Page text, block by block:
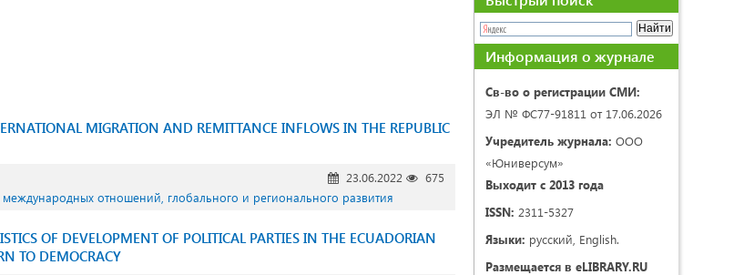
MIGRATION AND REMITTANCE INFLOWS IN THE REPUBLIC
23.06.2022
675
отношений, глобального и регионального развития
OF DEVELOPMENT OF POLITICAL PARTIES IN THE ECUADORIAN
TO DEMOCRACY
Информация о журнале
Св-во о регистрации СМИ:
ЭЛ № ФС77-91811 от 17.06.2026
Учредитель журнала: ООО
«Юниверсум»
Выходит с 2013 года
ISSN: 2311-5327
Языки: русский, English.
Размещается в eLIBRARY.RU